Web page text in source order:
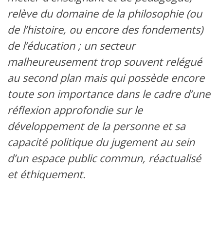
relève du domaine de la philosophie (ou
de l’histoire, ou encore des fondements)
de l’éducation ; un secteur
malheureusement trop souvent relégué
au second plan mais qui possède encore
toute son importance dans le cadre d’une
réflexion approfondie sur le
développement de la personne et sa
capacité politique du jugement au sein
d’un espace public commun, réactualisé
et éthiquement.